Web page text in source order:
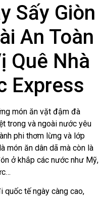
Sấy Giòn
An Toàn
Quê Nhà
Express
món ăn vặt đậm đà
trong và ngoài nước yêu
phi thơm lừng và lớp
món ăn dân dã mà còn là
ở khắp các nước như Mỹ,
tế ngày càng cao,